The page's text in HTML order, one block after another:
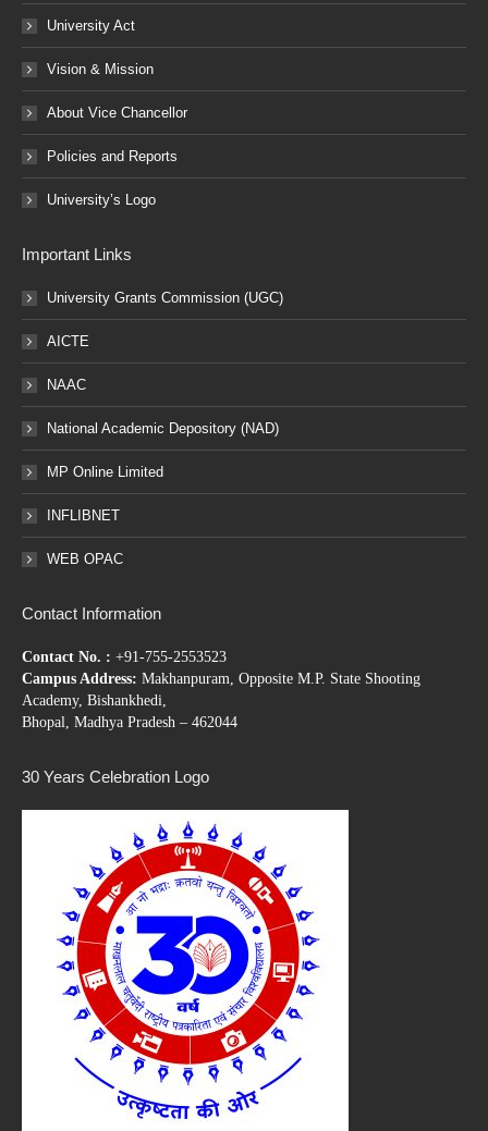
University Act
Vision & Mission
About Vice Chancellor
Policies and Reports
University’s Logo
Important Links
University Grants Commission (UGC)
AICTE
NAAC
National Academic Depository (NAD)
MP Online Limited
INFLIBNET
WEB OPAC
Contact Information
Contact No. : +91-755-2553523
Campus Address: Makhanpuram, Opposite M.P. State Shooting
Academy, Bishankhedi,
Bhopal, Madhya Pradesh – 462044
30 Years Celebration Logo